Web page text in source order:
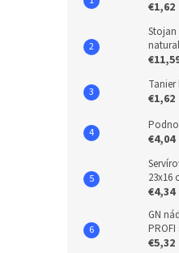
€1,62
Stojan
natural
Tanier
€1,62
€4,04
23x16
€4,34
GN
€5,32